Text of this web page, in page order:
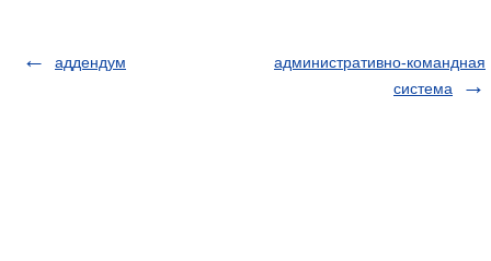
аддендум
административно-командная
система